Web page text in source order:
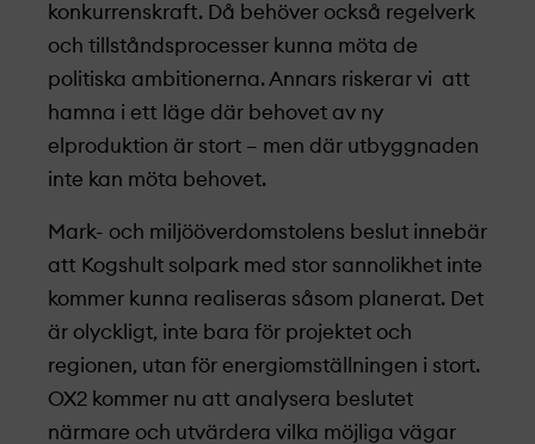
konkurrenskraft. Då behöver också regelverk
och tillståndsprocesser kunna möta de
politiska ambitionerna. Annars riskerar vi att
hamna i ett läge där behovet av ny
elproduktion är stort – men där utbyggnaden
inte kan möta behovet.
Mark- och miljööverdomstolens beslut innebär
att Kogshult solpark med stor sannolikhet inte
kommer kunna realiseras såsom planerat. Det
är olyckligt, inte bara för projekt­et och
regionen, utan för energiomställningen i stort.
OX2 kommer nu att analysera beslutet
närmare och utvärdera vilka möjliga vägar